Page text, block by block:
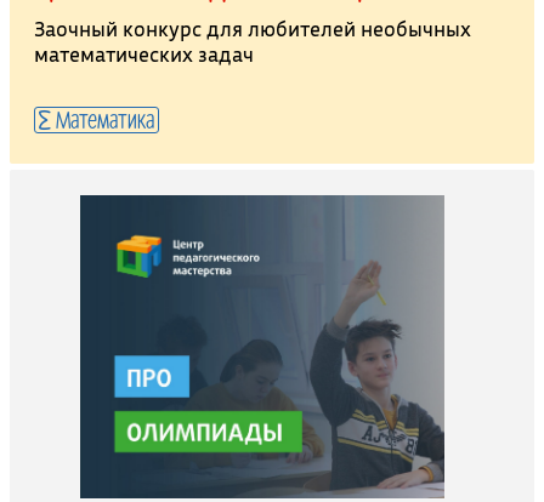
Заочный конкурс для любителей необычных
математических задач
Математика